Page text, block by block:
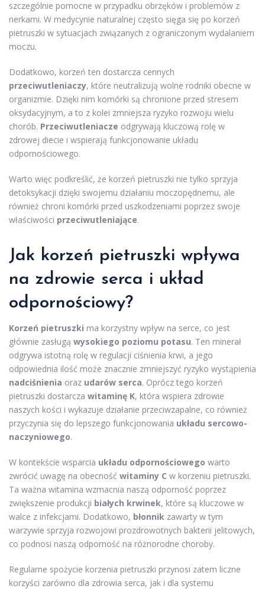
szczególnie pomocne w przypadku obrzęków i problemów z
nerkami. W medycynie naturalnej często sięga się po korzeń
pietruszki w sytuacjach związanych z ograniczonym wydalaniem
moczu.
Dodatkowo, korzeń ten dostarcza cennych
przeciwutleniaczy, które neutralizują wolne rodniki obecne w
organizmie. Dzięki nim komórki są chronione przed stresem
oksydacyjnym, a to z kolei zmniejsza ryzyko rozwoju wielu
chorób. Przeciwutleniacze odgrywają kluczową rolę w
zdrowej diecie i wspierają funkcjonowanie układu
odpornościowego.
Warto więc podkreślić, że korzeń pietruszki nie tylko sprzyja
detoksykacji dzięki swojemu działaniu moczopędnemu, ale
również chroni komórki przed uszkodzeniami poprzez swoje
właściwości przeciwutleniające.
Jak korzeń pietruszki wpływa
na zdrowie serca i układ
odpornościowy?
Korzeń pietruszki ma korzystny wpływ na serce, co jest
głównie zasługą wysokiego poziomu potasu. Ten minerał
odgrywa istotną rolę w regulacji ciśnienia krwi, a jego
odpowiednia ilość może znacznie zmniejszyć ryzyko wystąpienia
nadciśnienia oraz udarów serca. Oprócz tego korzeń
pietruszki dostarcza witaminę K, która wspiera zdrowie
naszych kości i wykazuje działanie przeciwzapalne, co również
przyczynia się do lepszego funkcjonowania układu sercowo-
naczyniowego.
W kontekście wsparcia układu odpornościowego warto
zwrócić uwagę na obecność witaminy C w korzeniu pietruszki.
Ta ważna witamina wzmacnia naszą odporność poprzez
zwiększenie produkcji białych krwinek, które są kluczowe w
walce z infekcjami. Dodatkowo, błonnik zawarty w tym
warzywie sprzyja rozwojowi prozdrowotnych bakterii jelitowych,
co podnosi naszą odporność na różnorodne choroby.
Regularne spożycie korzenia pietruszki przynosi zatem liczne
korzyści zarówno dla zdrowia serca, jak i dla systemu